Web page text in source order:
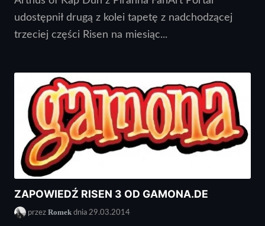
udostępnił drugą z kolei tapetę z nadchodzącej
trzeciej części Risen na miesiąc...
ZAPOWIEDŹ RISEN 3 OD GAMONA.DE
przez Romek dnia 29.03.2014